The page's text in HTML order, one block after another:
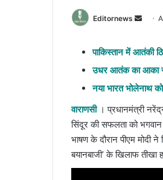
Editornews
Send
email
पाकिस्तान में आतंकी
उधर आतंक का आका
नया भारत भोलेनाथ
वाराणसी । प्रधानमंत्री
सिंदूर की सफलता को
भाषण के दौरान पीएम मोदी
बयानबाजी’ के खिलाफ तीखा